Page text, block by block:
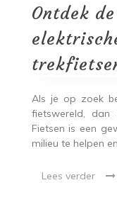
Ontdek
Als je op zoek
fietswereld,
Fietsen is een
milieu te helpen
Lees verder